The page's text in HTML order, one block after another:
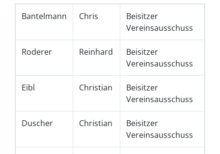
Bantelmann Chris
Beisitzer
Vereinsausschuss
Roderer Reinhard
Beisitzer
Vereinsausschuss
Eibl Christian
Beisitzer
Vereinsausschuss
Duscher Christian
Beisitzer
Vereinsausschuss